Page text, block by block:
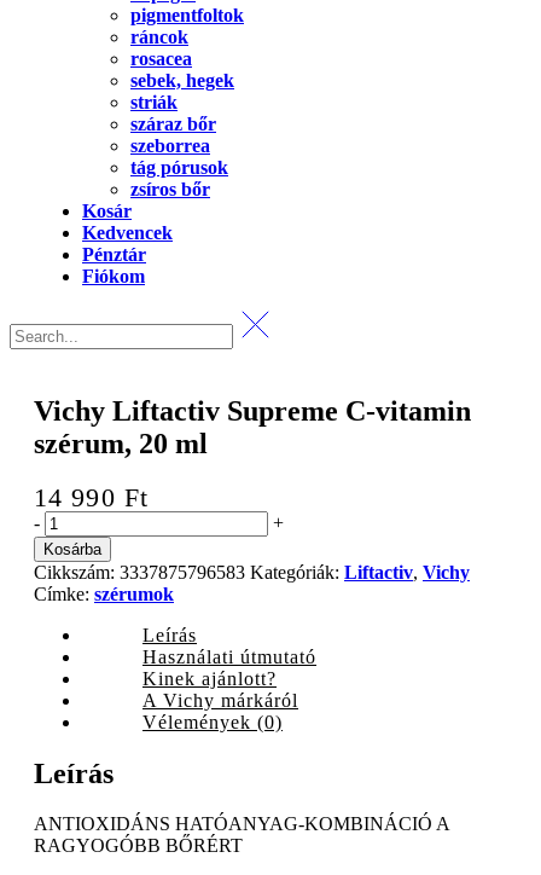
pigmentfoltok
ráncok
rosacea
sebek, hegek
striák
száraz bőr
szeborrea
tág pórusok
zsíros bőr
Kosár
Kedvencek
Pénztár
Fiókom
Vichy Liftactiv Supreme C-vitamin
szérum, 20 ml
14 990 Ft
Vichy
Liftactiv
Supreme
C-
vitamin
szérum,
quantity
- +
Kosárba
Cikkszám: 3337875796583 Kategóriák: Liftactiv, Vichy
Címke: szérumok
Leírás
Használati útmutató
Kinek ajánlott?
A Vichy márkáról
Vélemények (0)
Leírás
ANTIOXIDÁNS HATÓANYAG-KOMBINÁCIÓ A
RAGYOGÓBB BŐRÉRT